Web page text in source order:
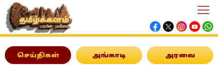
செய்திகள் அங்காடி அரவை